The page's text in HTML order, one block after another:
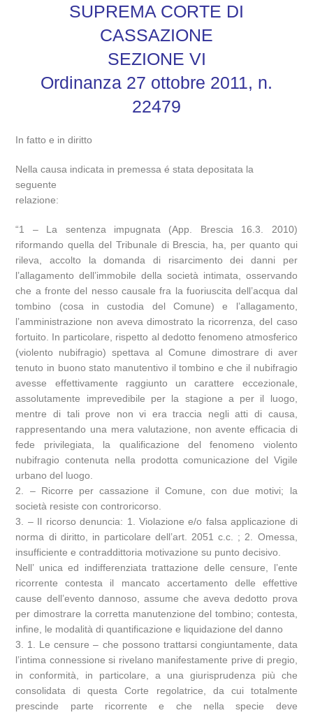
SUPREMA CORTE DI
CASSAZIONE
SEZIONE VI
Ordinanza 27 ottobre 2011, n.
22479
In fatto e in diritto
Nella causa indicata in premessa é stata depositata la
seguente
relazione:
“1 – La sentenza impugnata (App. Brescia 16.3. 2010)
riformando quella del Tribunale di Brescia, ha, per quanto qui
rileva, accolto la domanda di risarcimento dei danni per
l’allagamento dell’immobile della società intimata, osservando
che a fronte del nesso causale fra la fuoriuscita dell’acqua dal
tombino (cosa in custodia del Comune) e l’allagamento,
l’amministrazione non aveva dimostrato la ricorrenza, del caso
fortuito. In particolare, rispetto al dedotto fenomeno atmosferico
(violento nubifragio) spettava al Comune dimostrare di aver
tenuto in buono stato manutentivo il tombino e che il nubifragio
avesse effettivamente raggiunto un carattere eccezionale,
assolutamente imprevedibile per la stagione a per il luogo,
mentre di tali prove non vi era traccia negli atti di causa,
rappresentando una mera valutazione, non avente efficacia di
fede privilegiata, la qualificazione del fenomeno violento
nubifragio contenuta nella prodotta comunicazione del Vigile
urbano del luogo.
2. – Ricorre per cassazione il Comune, con due motivi; la
società resiste con controricorso.
3. – Il ricorso denuncia: 1. Violazione e/o falsa applicazione di
norma di diritto, in particolare dell’art. 2051 c.c. ; 2. Omessa,
insufficiente e contraddittoria motivazione su punto decisivo.
Nell’ unica ed indifferenziata trattazione delle censure, l’ente
ricorrente contesta il mancato accertamento delle effettive
cause dell’evento dannoso, assume che aveva dedotto prova
per dimostrare la corretta manutenzione del tombino; contesta,
infine, le modalità di quantificazione e liquidazione del danno
3. 1. Le censure – che possono trattarsi congiuntamente, data
l’intima connessione si rivelano manifestamente prive di pregio,
in conformità, in particolare, a una giurisprudenza più che
consolidata di questa Corte regolatrice, da cui totalmente
prescinde parte ricorrente e che nella specie deve